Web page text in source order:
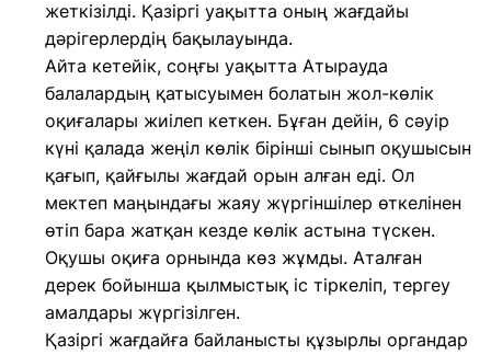
жеткізілді. Қазіргі уақытта оның жағдайы
дәрігерлердің бақылауында.
Айта кетейік, соңғы уақытта Атырауда
балалардың қатысуымен болатын жол-көлік
оқиғалары жиілеп кеткен. Бұған дейін, 6 сәуір
күні қалада жеңіл көлік бірінші сынып оқушысын
қағып, қайғылы жағдай орын алған еді. Ол
мектеп маңындағы жаяу жүргіншілер өткелінен
өтіп бара жатқан кезде көлік астына түскен.
Оқушы оқиға орнында көз жұмды. Аталған
дерек бойынша қылмыстық іс тіркеліп, тергеу
амалдары жүргізілген.
Қазіргі жағдайға байланысты құзырлы органдар